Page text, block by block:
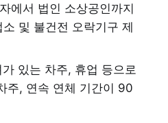
에서 법인 소상공인까지
및 불건전 오락기구 제
있는 차주, 휴업 등으로
주, 연속 연체 기간이 90